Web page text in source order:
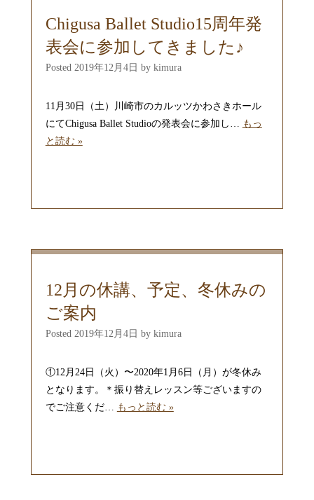
Chigusa Ballet Studio15周年発
表会に参加してきました♪
Posted 2019年12月4日 by kimura
11月30日（土）川崎市のカルッツかわさきホール
にてChigusa Ballet Studioの発表会に参加し… もっ
と読む »
12月の休講、予定、冬休みの
ご案内
Posted 2019年12月4日 by kimura
①12月24日（火）〜2020年1月6日（月）が冬休み
となります。＊振り替えレッスン等ございますの
でご注意くだ… もっと読む »